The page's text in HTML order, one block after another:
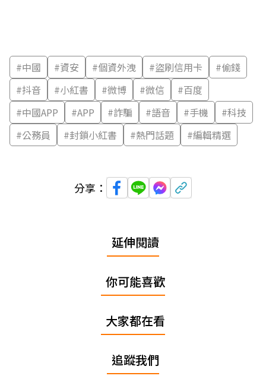
#中國 #資安 #個資外洩 #盜刷信用卡 #偷錢
#抖音 #小紅書 #微博 #微信 #百度
#中國APP #APP #詐騙 #語音 #手機 #科技
#公務員 #封鎖小紅書 #熱門話題 #編輯精選
分享：
延伸閱讀
你可能喜歡
大家都在看
追蹤我們